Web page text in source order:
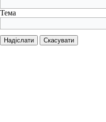
Тема
Надіслати Скасувати